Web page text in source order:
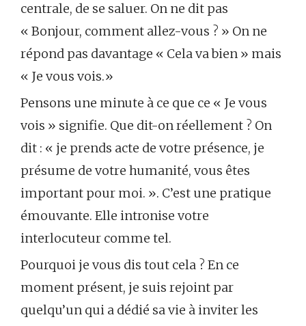
centrale, de se saluer. On ne dit pas
« Bonjour, comment allez-vous ? » On ne
répond pas davantage « Cela va bien » mais
« Je vous vois.»
Pensons une minute à ce que ce « Je vous
vois » signifie. Que dit-on réellement ? On
dit : « je prends acte de votre présence, je
présume de votre humanité, vous êtes
important pour moi. ». C’est une pratique
émouvante. Elle intronise votre
interlocuteur comme tel.
Pourquoi je vous dis tout cela ? En ce
moment présent, je suis rejoint par
quelqu’un qui a dédié sa vie à inviter les